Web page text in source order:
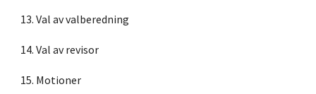
13. Val av valberedning
14. Val av revisor
15. Motioner